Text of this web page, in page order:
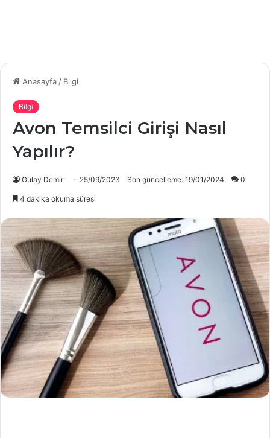
Anasayfa/ Bilgi
Bilgi
Avon Temsilci Girişi Nasıl
Yapılır?
Gülay Demir 25/09/2023 Son güncelleme: 19/01/2024 0
4 dakika okuma süresi